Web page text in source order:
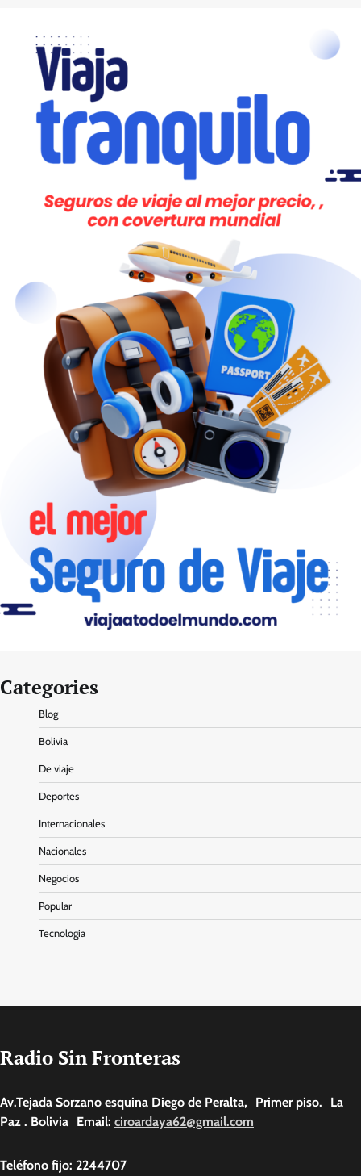
Categories
Blog
Bolivia
De viaje
Deportes
Internacionales
Nacionales
Negocios
Popular
Tecnologia
Radio Sin Fronteras
Av.Tejada Sorzano esquina Diego de Peralta, Primer piso. La
Paz . Bolivia Email: ciroardaya62@gmail.com
Teléfono fijo: 2244707